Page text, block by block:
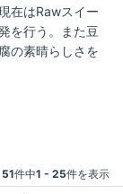
在はRawスイー
を行う。また豆
の素晴らしさを
51件中1 - 25件を表示